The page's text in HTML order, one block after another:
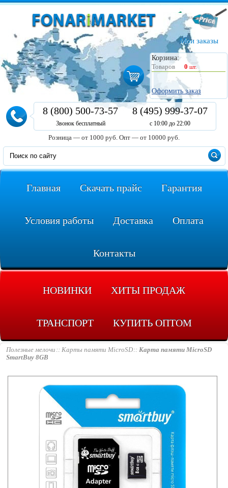
Мои заказы
Корзина:
Товаров
0 шт.
Оформить заказ
8 (800) 500-73-57
Звонок бесплатный
8 (495) 999-37-07
с 10:00 до 22:00
Розница — от 1000 руб. Опт — от 10000 руб.
Главная Скачать прайс Гарантия
Условия работы Доставка Оплата
Контакты
НОВИНКИ ХИТЫ ПРОДАЖ
ТРАНСПОРТ КУПИТЬ ОПТОМ
Полезные мелочи Карты памяти MicroSD
Карта памяти MicroSD
SmartBuy 8GB